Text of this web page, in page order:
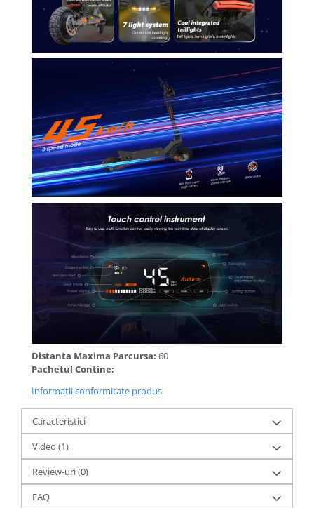
Distanta Maxima Parcursa: 60
Pachetul Contine:
Informatii conformitate produs
Caracteristici
Video (1)
Review-uri(0)
FAQ